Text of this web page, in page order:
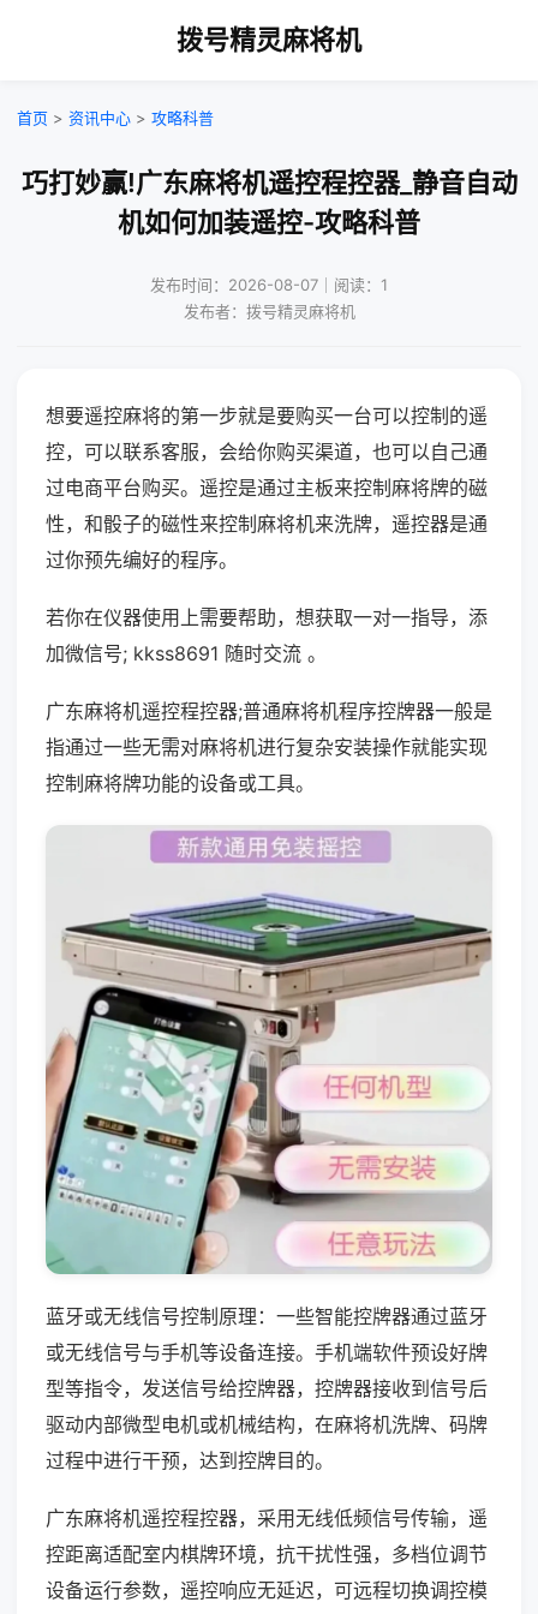
拨号精灵麻将机
首页 > 资讯中心 > 攻略科普
巧打妙赢!广东麻将机遥控程控器_静音自动
机如何加装遥控-攻略科普
发布时间：2026-08-07｜阅读：1
发布者：拨号精灵麻将机
想要遥控麻将的第一步就是要购买一台可以控制的遥
控，可以联系客服，会给你购买渠道，也可以自己通
过电商平台购买。遥控是通过主板来控制麻将牌的磁
性，和骰子的磁性来控制麻将机来洗牌，遥控器是通
过你预先编好的程序。
若你在仪器使用上需要帮助，想获取一对一指导，添
加微信号; kkss8691 随时交流 。
广东麻将机遥控程控器;普通麻将机程序控牌器一般是
指通过一些无需对麻将机进行复杂安装操作就能实现
控制麻将牌功能的设备或工具。
蓝牙或无线信号控制原理：一些智能控牌器通过蓝牙
或无线信号与手机等设备连接。手机端软件预设好牌
型等指令，发送信号给控牌器，控牌器接收到信号后
驱动内部微型电机或机械结构，在麻将机洗牌、码牌
过程中进行干预，达到控牌目的。
广东麻将机遥控程控器，采用无线低频信号传输，遥
控距离适配室内棋牌环境，抗干扰性强，多档位调节
设备运行参数，遥控响应无延迟，可远程切换调控模